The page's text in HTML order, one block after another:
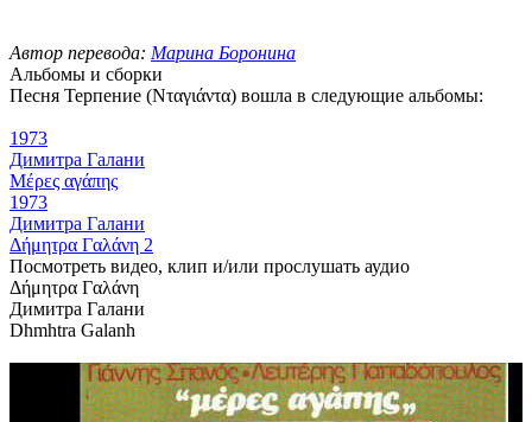
Автор перевода: Марина Боронина
Альбомы и сборки
Песня Терпение (Νταγιάντα) вошла в следующие альбомы:
1973
Димитра Галани
Μέρες αγάπης
1973
Димитра Галани
Δήμητρα Γαλάνη 2
Посмотреть видео, клип и/или прослушать аудио
Δήμητρα Γαλάνη
Димитра Галани
Dhmhtra Galanh